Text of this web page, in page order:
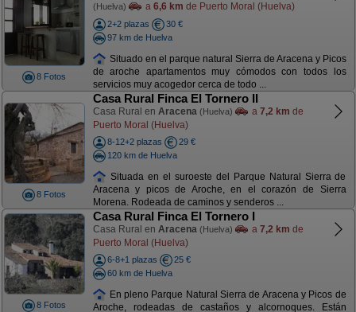
8 Fotos
(Huelva) a 6,6 km de Puerto Moral (Huelva)
2+2 plazas
30 €
97 km de Huelva
Situado en el parque natural Sierra de Aracena y Picos
de aroche apartamentos muy cómodos con todos los
servicios muy acogedor cerca de todo ...
8 Fotos
Casa Rural Finca El Tornero II
Casa Rural en Aracena (Huelva) a 7,2 km de
Puerto Moral (Huelva)
8-12+2 plazas
29 €
120 km de Huelva
Situada en el suroeste del Parque Natural Sierra de
Aracena y picos de Aroche, en el corazón de Sierra
Morena. Rodeada de caminos y senderos ...
8 Fotos
Casa Rural Finca El Tornero I
Casa Rural en Aracena (Huelva) a 7,2 km de
Puerto Moral (Huelva)
6-8+1 plazas
25 €
60 km de Huelva
En pleno Parque Natural Sierra de Aracena y Picos de
Aroche, rodeadas de castaños y alcornoques. Están